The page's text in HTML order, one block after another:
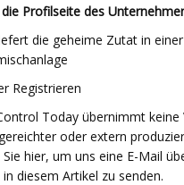
Profilseite des
die geheime Zutat in einer
Registrieren
Today übernimmt
oder extern
Sie hier, um uns eine E-Mail
diesem Artikel zu senden.